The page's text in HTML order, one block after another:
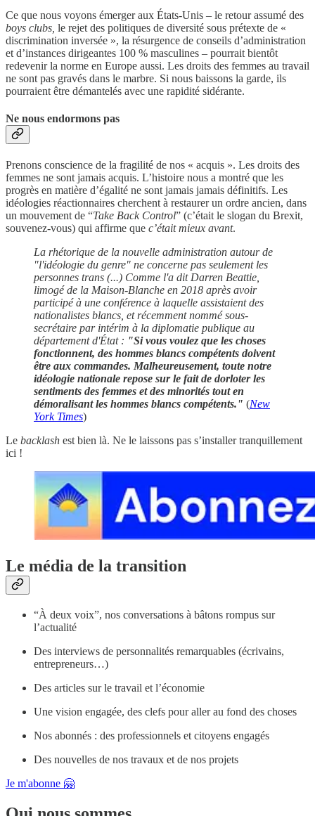
Ce que nous voyons émerger aux États-Unis – le retour assumé des
boys clubs, le rejet des politiques de diversité sous prétexte de «
discrimination inversée », la résurgence de conseils d’administration
et d’instances dirigeantes 100 % masculines – pourrait bientôt
redevenir la norme en Europe aussi. Les droits des femmes au travail
ne sont pas gravés dans le marbre. Si nous baissons la garde, ils
pourraient être démantelés avec une rapidité sidérante.
Ne nous endormons pas
Prenons conscience de la fragilité de nos « acquis ». Les droits des
femmes ne sont jamais acquis. L’histoire nous a montré que les
progrès en matière d’égalité ne sont jamais jamais définitifs. Les
idéologies réactionnaires cherchent à restaurer un ordre ancien, dans
un mouvement de “Take Back Control” (c’était le slogan du Brexit,
souvenez-vous) qui affirme que c’était mieux avant.
La rhétorique de la nouvelle administration autour de
"l'idéologie du genre" ne concerne pas seulement les
personnes trans (...) Comme l'a dit Darren Beattie,
limogé de la Maison-Blanche en 2018 après avoir
participé à une conférence à laquelle assistaient des
nationalistes blancs, et récemment nommé sous-
secrétaire par intérim à la diplomatie publique au
département d'État : "Si vous voulez que les choses
fonctionnent, des hommes blancs compétents doivent
être aux commandes. Malheureusement, toute notre
idéologie nationale repose sur le fait de dorloter les
sentiments des femmes et des minorités tout en
démoralisant les hommes blancs compétents." (New
York Times)
Le backlash est bien là. Ne le laissons pas s’installer tranquillement
ici !
Le média de la transition
“À deux voix”, nos conversations à bâtons rompus sur
l’actualité
Des interviews de personnalités remarquables (écrivains,
entrepreneurs…)
Des articles sur le travail et l’économie
Une vision engagée, des clefs pour aller au fond des choses
Nos abonnés : des professionnels et citoyens engagés
Des nouvelles de nos travaux et de nos projets
Je m'abonne 🤗